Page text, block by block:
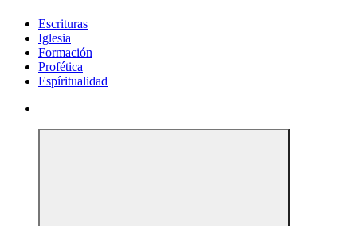
Escrituras
Iglesia
Formación
Profética
Espíritualidad